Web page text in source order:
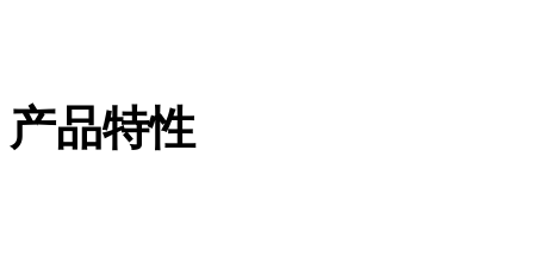
产品特性